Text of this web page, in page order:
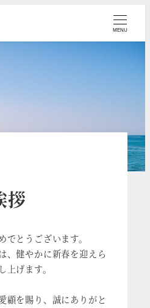
MENU
拶
とうございます。
、健やかに新春を迎えら
上げます。
顧を賜り、誠にありがと